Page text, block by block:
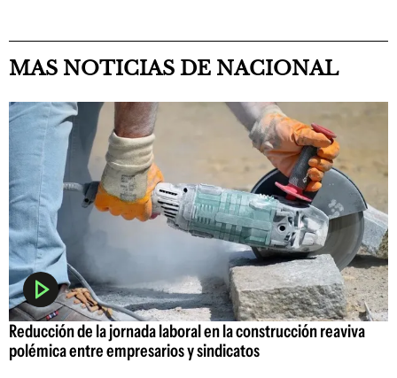
MAS NOTICIAS DE NACIONAL
Reducción de la jornada laboral en la construcción reaviva
polémica entre empresarios y sindicatos